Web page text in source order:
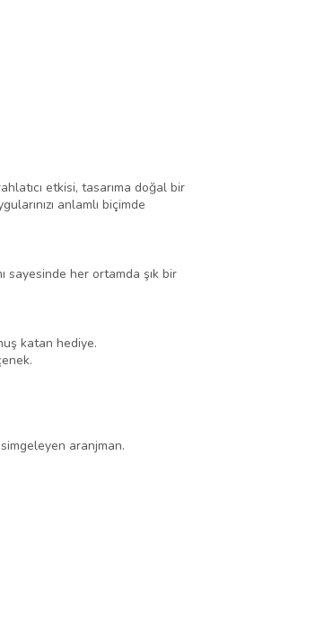
etkisi, tasarıma doğal bir
anlamlı biçimde
sayesinde her ortamda şık bir
katan hediye.
aranjman.